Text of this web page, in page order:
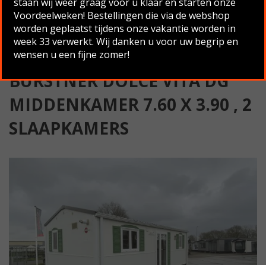
x 3.90 , 2 Slaapkamers
Terug naar overzicht
BÜRSTNER DOLCE VITA DG
MIDDENKAMER 7.60 X 3.90 , 2
SLAAPKAMERS
Voordeelweken! Bestellingen die via de webshop
worden geplaatst tijdens onze vakantie worden in
week 33 verwerkt. Wij danken u voor uw begrip en
wensen u een fijne zomer!